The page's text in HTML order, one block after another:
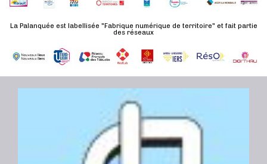
La Palanquée est labellisée "Fabrique numérique de territoire" et fait partie
des réseaux